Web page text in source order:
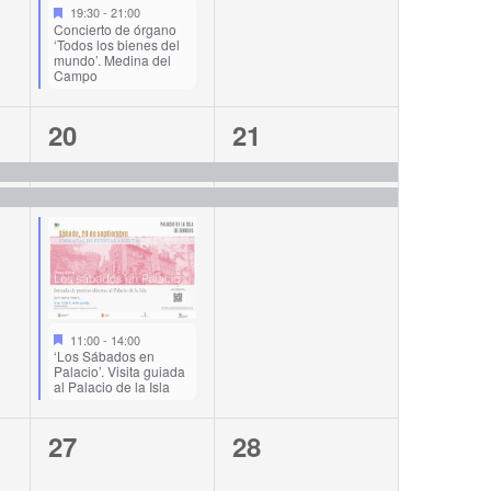
19:30-21:00
Concierto de órgano
‘Todos los bienes del
mundo’. Medina del
Campo
3
events,
20
11:00- 14:00
‘Los Sábados en
Palacio’. Visita guiada
al Palacio de la Isla
2
events,
21
2
27
2
28